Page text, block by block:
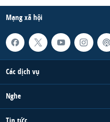
Mạng xã hội
Các dịch vụ
Nghe